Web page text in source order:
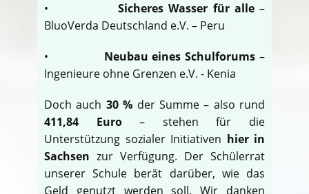
•Sicheres Wasser für alle–
BluoVerda Deutschland e.V. – Peru
• Neubau eines Schulforums –
Ingenieure ohne Grenzen e.V. - Kenia
Doch auch 30 % der Summe – also rund
411,84 Euro– stehen für die
Unterstützung sozialer Initiativen hier in
Sachsen zur Verfügung. Der Schülerrat
unserer Schule berät darüber, wie das
Geld genutzt werden soll. Wir danken